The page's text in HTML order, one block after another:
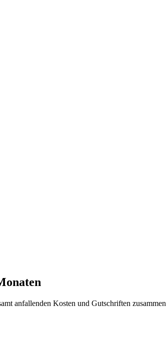
anfallenden Kosten und Gutschriften